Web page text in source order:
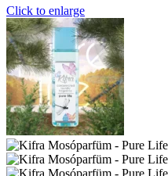
Click to enlarge